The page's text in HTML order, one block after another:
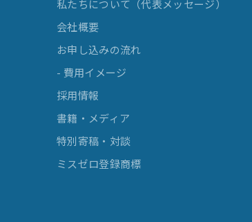
私たちについて（代表メッセージ）
会社概要
お申し込みの流れ
- 費用イメージ
採用情報
書籍・メディア
特別寄稿・対談
ミスゼロ登録商標